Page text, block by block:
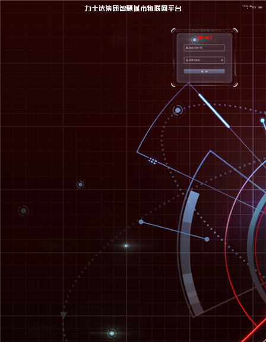
15:14:46语言 帮助
力士达集团智慧城市物联网平台
登 录